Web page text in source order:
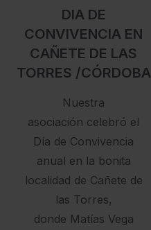
DIA DE
CONVIVENCIA EN
CAÑETE DE LAS
TORRES /CÓRDOBA
Nuestra
asociación celebró el
Día de Convivencia
anual en la bonita
localidad de Cañete de
las Torres,
donde Matías Vega